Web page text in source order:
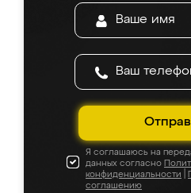
Я соглашаюсь на
данных согласно
конфиденциальности
соглашению